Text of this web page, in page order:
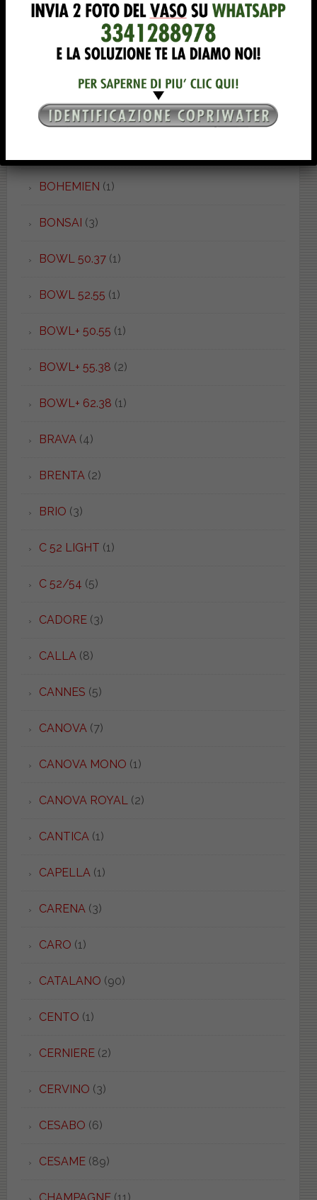
BELLINI (1)
BIARRIZ(1)
BIT(1)
BOHEMIEN (1)
BONSAI (3)
BOWL 50.37(1)
BOWL 52.55 (1)
BOWL+ 50.55 (1)
BOWL+ 55.38 (2)
BOWL+ 62.38 (1)
BRAVA (4)
BRENTA (2)
BRIO (3)
C 52 LIGHT (1)
C 52/54 (5)
CADORE(3)
CALLA (8)
CANNES (5)
CANOVA (7)
CANOVA MONO (1)
CANOVA ROYAL (2)
CANTICA (1)
CAPELLA (1)
CARENA (3)
CARO (1)
CATALANO (90)
CENTO (1)
CERNIERE(2)
CERVINO (3)
CESABO (6)
CESAME(89)